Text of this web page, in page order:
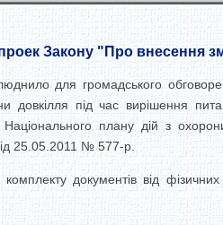
Закону "Про внесення
для громадського
під час вирішення
плану дій з
25.05.2011 № 577-р.
документів від